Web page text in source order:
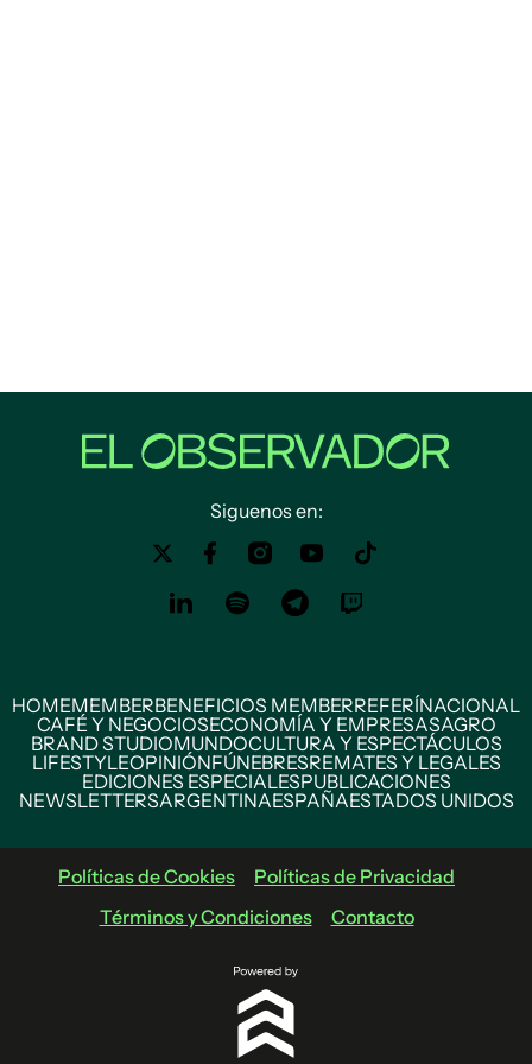
Siguenos en:
HOMEMEMBERBENEFICIOS MEMBERREFERÍNACIONAL
CAFÉ Y NEGOCIOSECONOMÍA Y EMPRESASAGRO
BRAND STUDIOMUNDOCULTURA Y ESPECTÁCULOS
LIFESTYLEOPINIÓNFÚNEBRESREMATES Y LEGALES
EDICIONES ESPECIALESPUBLICACIONES
NEWSLETTERSARGENTINAESPAÑAESTADOS UNIDOS
Políticas de Cookies
Políticas de Privacidad
Términos y Condiciones
Contacto